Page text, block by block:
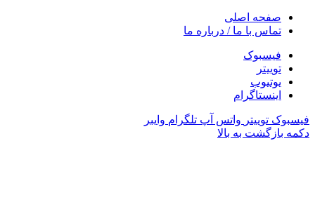
صفحه اصلی
تماس با ما / درباره ما
فیسبوک
توییتر
یوتیوب
اینستاگرام
فیسبوک توییتر واتس آپ تلگرام وایبر
دکمه بازگشت به بالا